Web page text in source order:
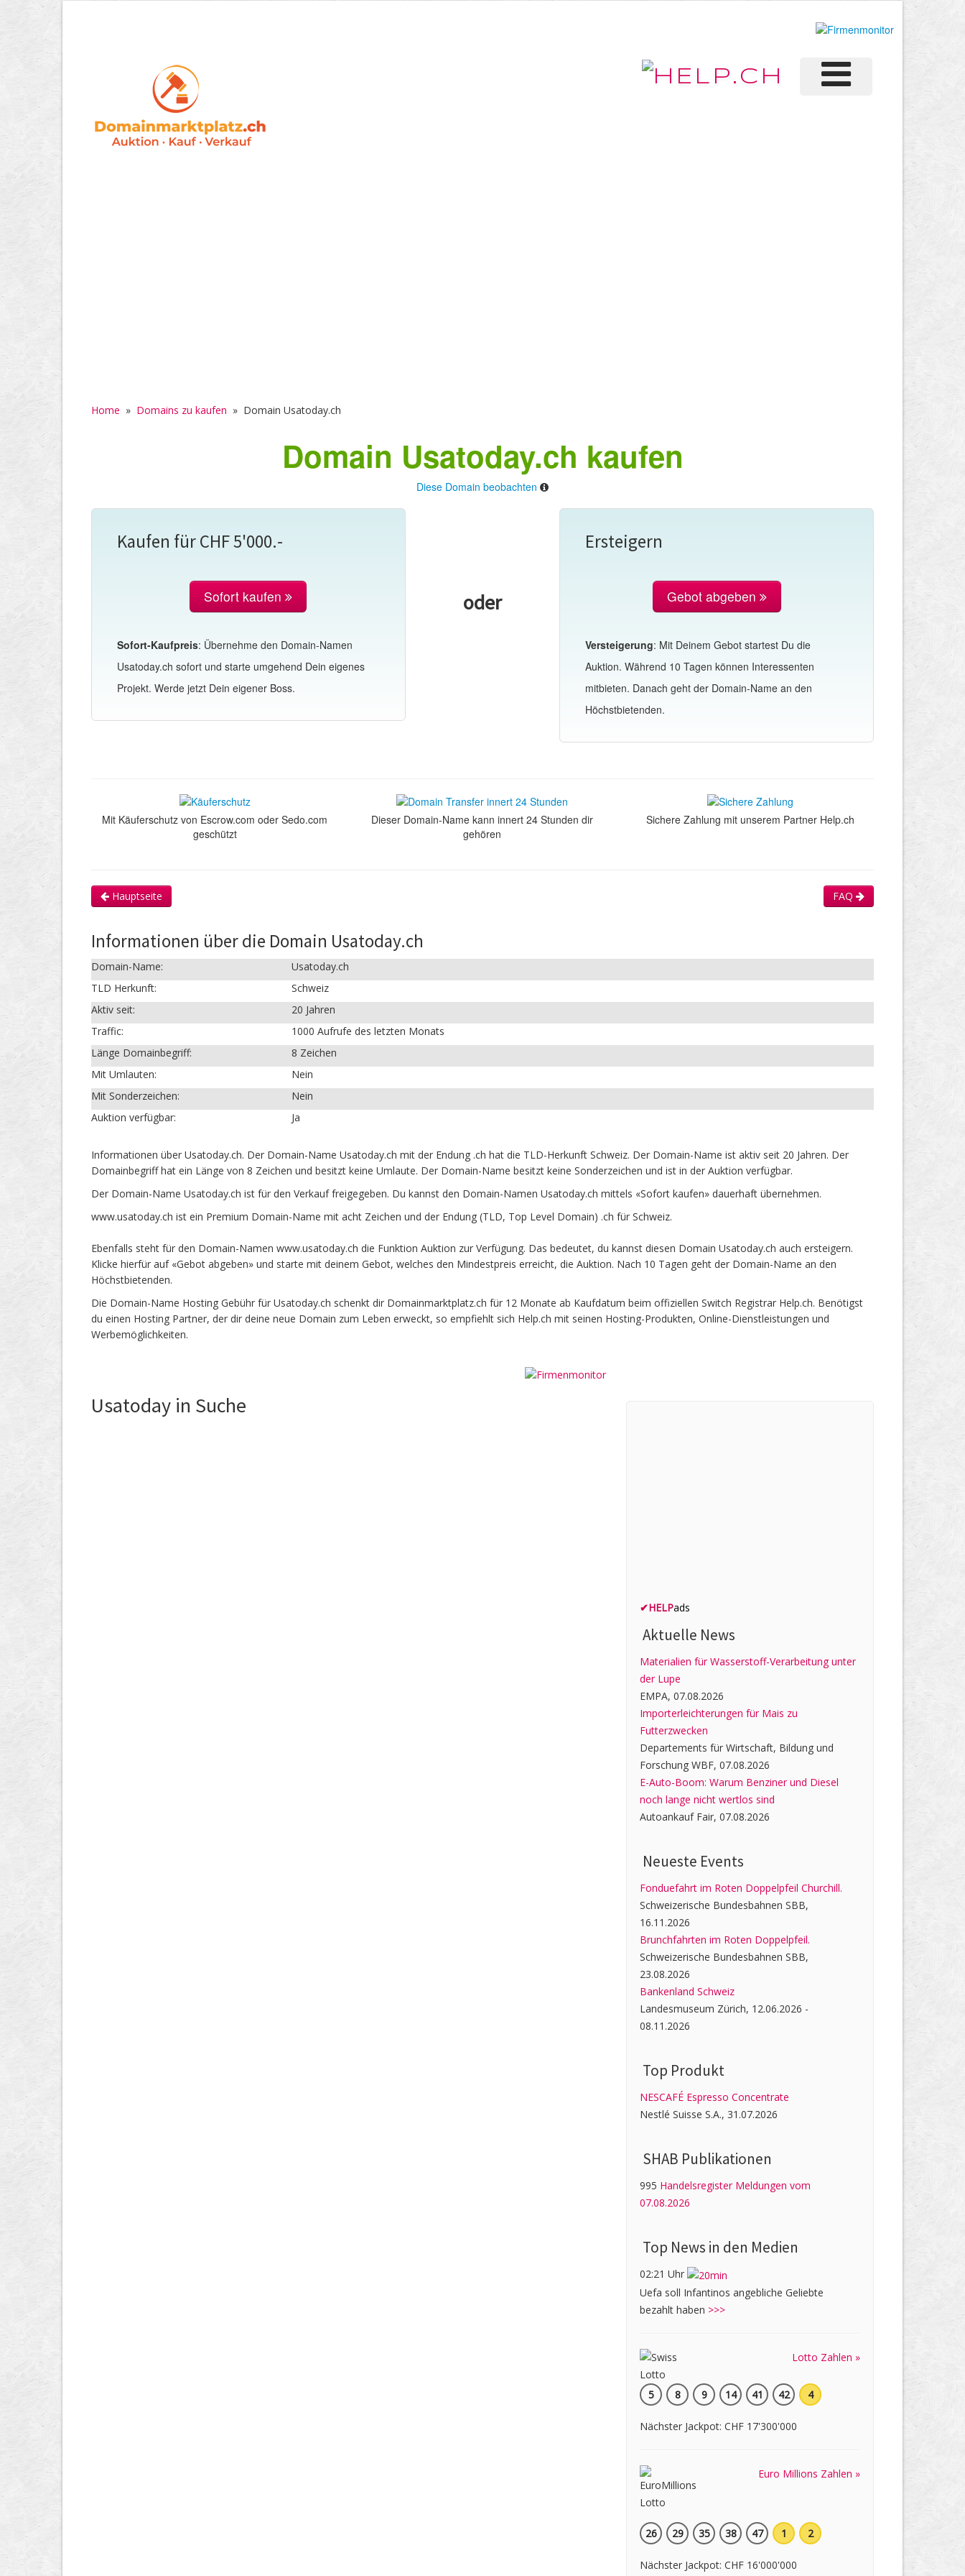
Home » Domains zu kaufen » Domain Usatoday.ch
Domain Usatoday.ch kaufen
Diese Domain beobachten
Kaufen für CHF 5'000.-
Sofort kaufen
Sofort-Kaufpreis: Übernehme den Domain-Namen
Usatoday.ch sofort und starte umgehend Dein eigenes
Projekt. Werde jetzt Dein eigener Boss.
oder
Ersteigern
Gebot abgeben
Versteigerung: Mit Deinem Gebot startest Du die
Auktion. Während 10 Tagen können Interessenten
mitbieten. Danach geht der Domain-Name an den
Höchstbietenden.
Mit Käuferschutz von Escrow.com oder Sedo.com
geschützt
Dieser Domain-Name kann innert 24 Stunden dir
gehören
Sichere Zahlung mit unserem Partner Help.ch
Hauptseite FAQ
Informationen über die Domain Usatoday.ch
Domain-Name:
Usatoday.ch
TLD Herkunft:
Schweiz
Aktiv seit:
20 Jahren
Traffic:
1000 Aufrufe des letzten Monats
Länge Domainbegriff:
8 Zeichen
Mit Umlauten:
Nein
Mit Sonderzeichen:
Nein
Auktion verfügbar:
Ja
Informationen über Usatoday.ch. Der Domain-Name Usatoday.ch mit der Endung .ch hat die TLD-Herkunft Schweiz. Der Domain-Name ist aktiv seit 20 Jahren. Der
Domainbegriff hat ein Länge von 8 Zeichen und besitzt keine Umlaute. Der Domain-Name besitzt keine Sonderzeichen und ist in der Auktion verfügbar.
Der Domain-Name Usatoday.ch ist für den Verkauf freigegeben. Du kannst den Domain-Namen Usatoday.ch mittels «Sofort kaufen» dauerhaft übernehmen.
www.usatoday.ch ist ein Premium Domain-Name mit acht Zeichen und der Endung (TLD, Top Level Domain) .ch für Schweiz.
Ebenfalls steht für den Domain-Namen www.usatoday.ch die Funktion Auktion zur Verfügung. Das bedeutet, du kannst diesen Domain Usatoday.ch auch ersteigern.
Klicke hierfür auf «Gebot abgeben» und starte mit deinem Gebot, welches den Mindestpreis erreicht, die Auktion. Nach 10 Tagen geht der Domain-Name an den
Höchstbietenden.
Die Domain-Name Hosting Gebühr für Usatoday.ch schenkt dir Domainmarktplatz.ch für 12 Monate ab Kaufdatum beim offiziellen Switch Registrar Help.ch. Benötigst
du einen Hosting Partner, der dir deine neue Domain zum Leben erweckt, so empfiehlt sich Help.ch mit seinen Hosting-Produkten, Online-Dienstleistungen und
Werbemöglichkeiten.
Usatoday in Suche
✔HELPads
Aktuelle News
Materialien für Wasserstoff-Verarbeitung unter
der Lupe
EMPA, 07.08.2026
Importerleichterungen für Mais zu
Futterzwecken
Departements für Wirtschaft, Bildung und
Forschung WBF, 07.08.2026
E-Auto-Boom: Warum Benziner und Diesel
noch lange nicht wertlos sind
Autoankauf Fair, 07.08.2026
Neueste Events
Fonduefahrt im Roten Doppelpfeil Churchill.
Schweizerische Bundesbahnen SBB,
16.11.2026
Brunchfahrten im Roten Doppelpfeil.
Schweizerische Bundesbahnen SBB,
23.08.2026
Bankenland Schweiz
Landesmuseum Zürich, 12.06.2026 -
08.11.2026
Top Produkt
NESCAFÉ Espresso Concentrate
Nestlé Suisse S.A., 31.07.2026
SHAB Publi­kati­onen
995 Handelsregister Meldungen vom
07.08.2026
Top News in den Medien
02:21 Uhr
Uefa soll Infantinos angebliche Geliebte
bezahlt haben >>>
Lotto Zahlen »
5 8 9 14 41 42 4
Nächster Jackpot: CHF 17'300'000
Euro Millions Zahlen »
26 29 35 38 47 1 2
Nächster Jackpot: CHF 16'000'000